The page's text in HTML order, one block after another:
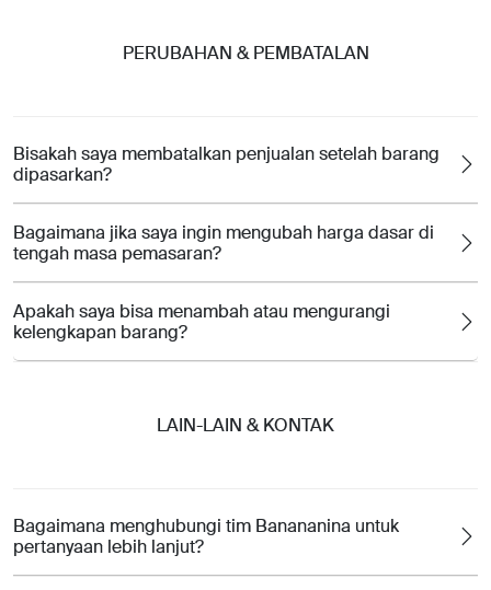
PERUBAHAN & PEMBATALAN
Bisakah saya membatalkan penjualan setelah barang
dipasarkan?
Bagaimana jika saya ingin mengubah harga dasar di
tengah masa pemasaran?
Apakah saya bisa menambah atau mengurangi
kelengkapan barang?
LAIN-LAIN & KONTAK
Bagaimana menghubungi tim Banananina untuk
pertanyaan lebih lanjut?